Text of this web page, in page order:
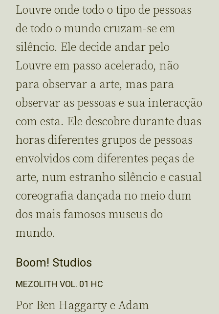
Louvre onde todo o tipo de pessoas
de todo o mundo cruzam-se em
silêncio. Ele decide andar pelo
Louvre em passo acelerado, não
para observar a arte, mas para
observar as pessoas e sua interacção
com esta. Ele descobre durante duas
horas diferentes grupos de pessoas
envolvidos com diferentes peças de
arte, num estranho silêncio e casual
coreografia dançada no meio dum
dos mais famosos museus do
mundo.
Boom! Studios
MEZOLITH VOL. 01 HC
Por Ben Haggarty e Adam